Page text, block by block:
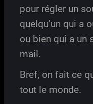
pour régler un
quelqu’un qui a
ou bien qui a un
mail.
Bref, on fait ce
tout le monde.